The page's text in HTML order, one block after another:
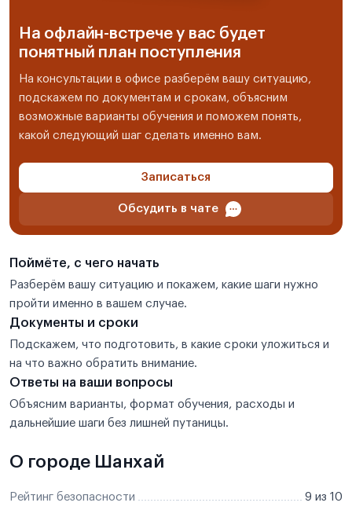
На офлайн-встрече у вас будет
понятный план поступления
На консультации в офисе разберём вашу ситуацию,
подскажем по документам и срокам, объясним
возможные варианты обучения и поможем понять,
какой следующий шаг сделать именно вам.
Записаться
Обсудить в чате
Поймёте, с чего начать
Разберём вашу ситуацию и покажем, какие шаги нужно
пройти именно в вашем случае.
Документы и сроки
Подскажем, что подготовить, в какие сроки уложиться и
на что важно обратить внимание.
Ответы на ваши вопросы
Объясним варианты, формат обучения, расходы и
дальнейшие шаги без лишней путаницы.
О городе Шанхай
Рейтинг безопасности 9 из 10